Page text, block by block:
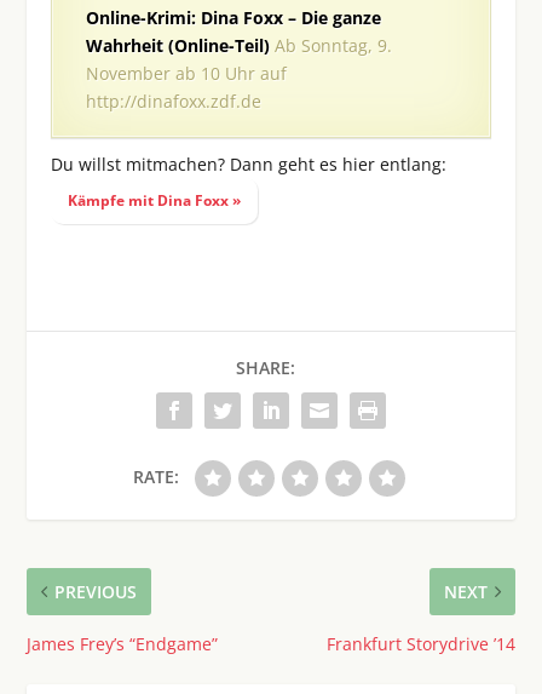
Online-Krimi: Dina Foxx – Die ganze
Wahrheit (Online-Teil) Ab Sonntag, 9.
November ab 10 Uhr auf
http://dinafoxx.zdf.de
Du willst mitmachen? Dann geht es hier entlang:
Kämpfe mit Dina Foxx »
SHARE:
RATE:
PREVIOUS
James Frey’s “Endgame”
NEXT
Frankfurt Storydrive ’14